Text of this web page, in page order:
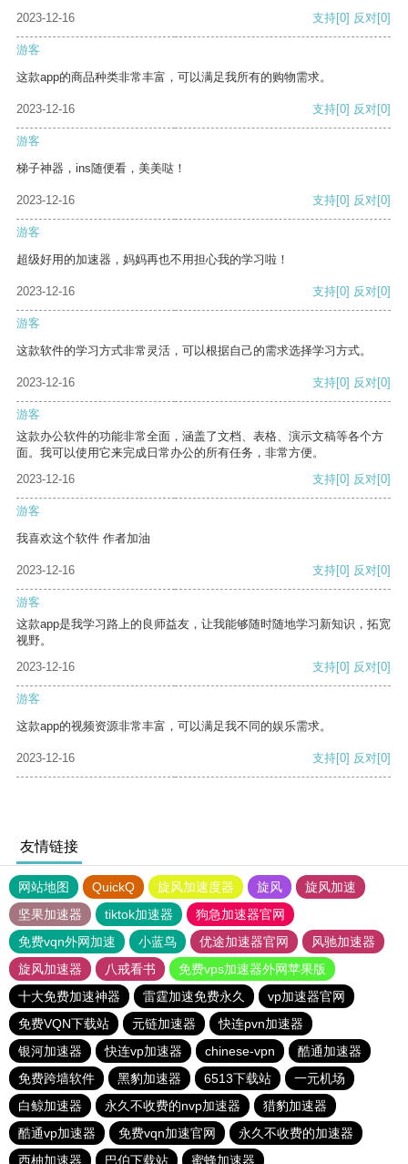
2023-12-16
支持[0] 反对[0]
游客
这款app的商品种类非常丰富，可以满足我所有的购物需求。
2023-12-16 支持[0] 反对[0]
游客
梯子神器，ins随便看，美美哒！
2023-12-16 支持[0] 反对[0]
游客
超级好用的加速器，妈妈再也不用担心我的学习啦！
2023-12-16 支持[0] 反对[0]
游客
这款软件的学习方式非常灵活，可以根据自己的需求选择学习方式。
2023-12-16 支持[0] 反对[0]
游客
这款办公软件的功能非常全面，涵盖了文档、表格、演示文稿等各个方
面。我可以使用它来完成日常办公的所有任务，非常方便。
2023-12-16
支持[0] 反对[0]
游客
我喜欢这个软件 作者加油
2023-12-16 支持[0] 反对[0]
游客
这款app是我学习路上的良师益友，让我能够随时随地学习新知识，拓宽
视野。
2023-12-16
支持[0] 反对[0]
游客
这款app的视频资源非常丰富，可以满足我不同的娱乐需求。
2023-12-16 支持[0] 反对[0]
友情链接
网站地图 QuickQ 旋风加速度器 旋风
旋风加速
坚果加速器
tiktok加速器
狗急加速器官网
免费vqn外网加速
小蓝鸟 优途加速器官网
风驰加速器
旋风加速器
八戒看书
免费vps加速器外网苹果版
十大免费加速神器
雷霆加速免费永久
vp加速器官网
免费VQN下载站
元链加速器
快连pvn加速器
银河加速器
快连vp加速器 chinese-vpn
酷通加速器
免费跨墙软件
黑豹加速器 6513下载站
一元机场
白鲸加速器
永久不收费的nvp加速器
猎豹加速器
酷通vp加速器
免费vqn加速官网
永久不收费的加速器
西柚加速器
巴伯下载站 蜜蜂加速器